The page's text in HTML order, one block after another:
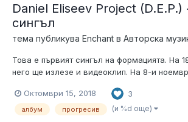
Daniel Eliseev Project
сингъл
тема публикува Enchant в Авторска
Това е първият сингъл на формацията. На
него ще излезе и видеоклип. На 8-и
https://danieleliseevproject.bandcamp.com/
Октомври 15, 2018 3
албум прогресив (и %d още)